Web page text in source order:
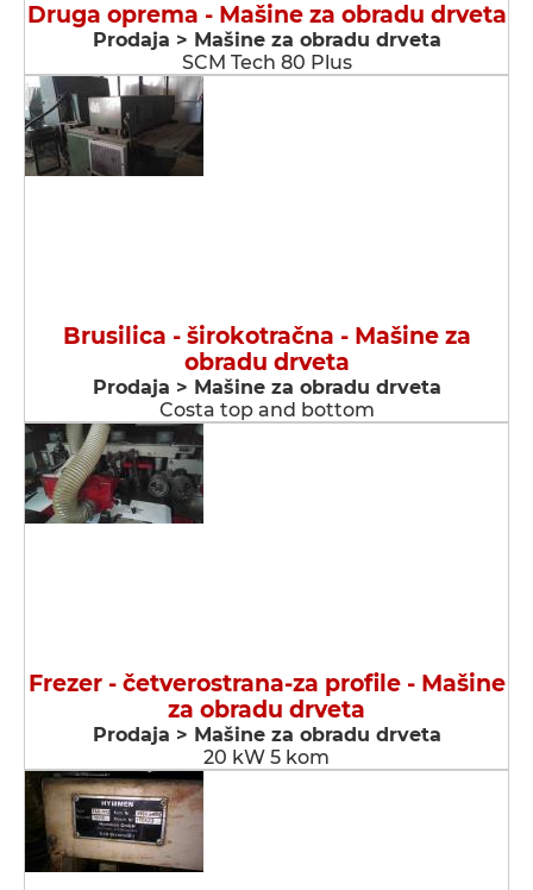
Druga oprema - Мašine za obradu drveta
Prodaja > Мašine za obradu drveta
SCM Tech 80 Plus
Brusilica - širokotračna - Мašine za
obradu drveta
Prodaja > Мašine za obradu drveta
Costa top and bottom
Frezer - četverostrana-za profile - Мašine
za obradu drveta
Prodaja > Мašine za obradu drveta
20 kW 5 kom